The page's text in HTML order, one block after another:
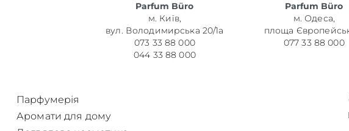
Parfum Büro
м. Київ,
вул. Володимирська 20/1а
073 33 88 000
044 33 88 000
Parfum Büro
м. Одеса,
площа
077 33 88 000
Парфумерія
Аромати для дому